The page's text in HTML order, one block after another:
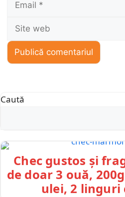
Caută
Chec gustos și
de doar 3 ouă,
ulei, 2 linguri